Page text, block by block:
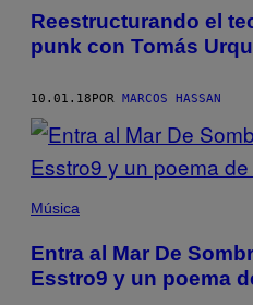
Reestructurando el
punk con Tomás
10.01.18POR MARCOS HASSAN
Música
Entra al Mar De
Esstro9 y un poema